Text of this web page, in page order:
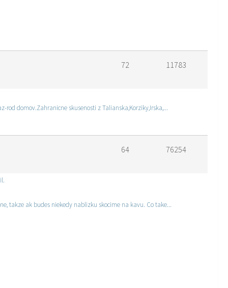
11783
72
domov.Zahranicne skusenosti z Talianska,Korziky,Irska,...
76254
64
takze ak budes niekedy nablizku skocime na kavu. Co take...